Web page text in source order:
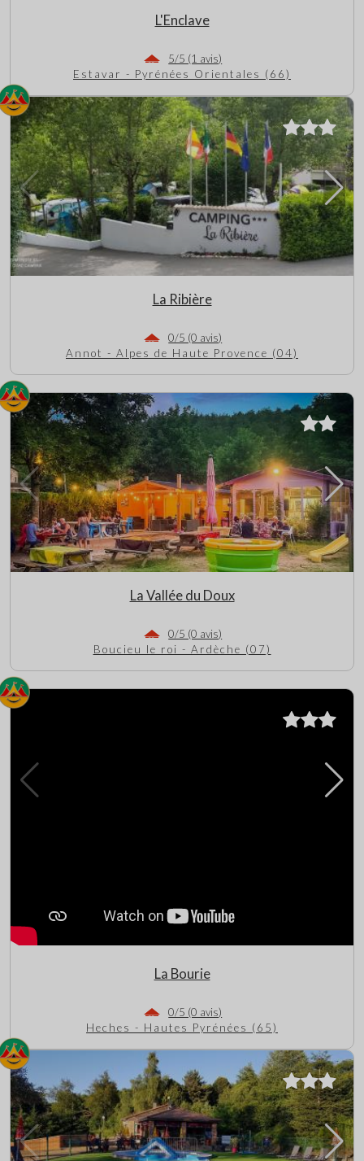
L'Enclave
5/5 (1 avis)
Estavar - Pyrénées Orientales (66)
La Ribière
0/5 (0 avis)
Annot - Alpes de Haute Provence (04)
La Vallée du Doux
0/5 (0 avis)
Boucieu le roi - Ardèche (07)
La Bourie
0/5 (0 avis)
Heches - Hautes Pyrénées (65)